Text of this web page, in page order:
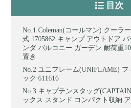
目次
Coleman(コールマン) クーラ
式 1705862 キャンプ アウトドア
ンダ バルコニー ガーデン 耐荷重
置き
ユニフレーム(UNIFLAME) フ
ック 611616
キャプテンスタッグ
ックス スタンド コンパクト収納